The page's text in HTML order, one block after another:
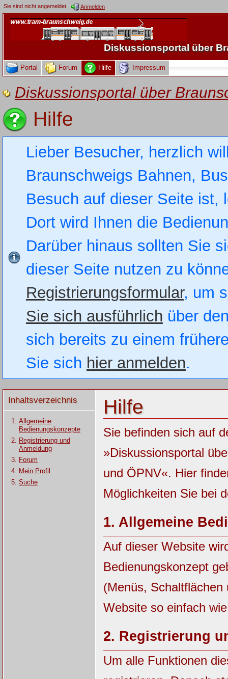
Sie sind nicht angemeldet. Anmelden
Diskussionsportal über
Portal Forum Hilfe Impressum
Diskussionsportal über
Hilfe
Lieber Besucher, herzlich
Braunschweigs Bahnen,
Besuch auf dieser Seite
Dort wird Ihnen die
Darüber hinaus sollten Sie
dieser Seite nutzen zu
Registrierungsformular, um
Sie sich ausführlich über
sich bereits zu einem
Sie sich hier anmelden.
Inhaltsverzeichnis
Allgemeine
Bedienungskonzepte
Registrierung und
Anmeldung
Forum
Mein Profil
Suche
Hilfe
Sie befinden sich auf
»Diskussionsportal
und ÖPNV«. Hier
Möglichkeiten Sie bei
1. Allgemeine
Auf dieser Website
Bedienungskonzept
(Menüs,
Website so einfach
2. Registrierung
Um alle Funktionen